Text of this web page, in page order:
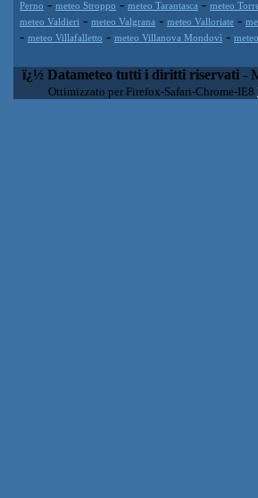
Perno - meteo Stroppo - meteo Tarantasca - meteo
meteo Valdieri - meteo Valgrana - meteo Valloriate -
- meteo Villafalletto - meteo Villanova Mondovì -
ï¿½ Datameteo tutti i diritti riservati -
Ottimizzato per Firefox-Safari-Chrome-IE8